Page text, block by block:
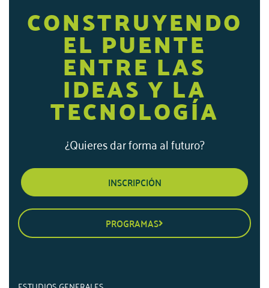
CONSTRUYENDO
EL PUENTE
ENTRE LAS
IDEAS Y LA
TECNOLOGÍA
¿Quieres dar forma al futuro?
INSCRIPCIÓN
PROGRAMAS